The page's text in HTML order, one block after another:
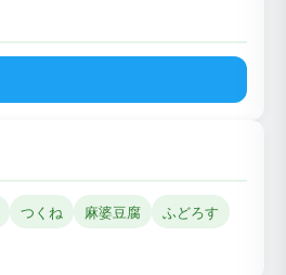
つくね 麻婆豆腐
ふどろす